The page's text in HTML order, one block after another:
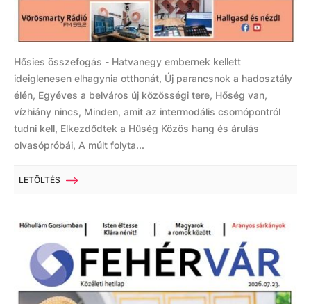
Hősies összefogás - Hatvanegy embernek kellett
ideiglenesen elhagynia otthonát, Új parancsnok a hadosztály
élén, Egyéves a belváros új közösségi tere, Hőség van,
vízhiány nincs, Minden, amit az intermodális csomópontról
tudni kell, Elkezdődtek a Hűség Közös hang és árulás
olvasópróbái, A múlt folyta...
LETÖLTÉS